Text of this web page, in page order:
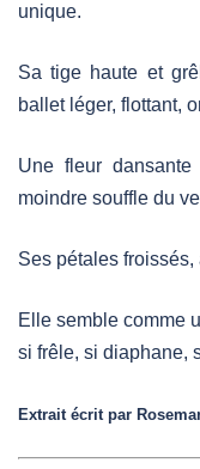
unique.
Sa tige haute et
ballet léger, flottant,
Une fleur
moindre souffle du
Ses pétales
Elle semble comme
si frêle, si diaphane,
Extrait écrit par